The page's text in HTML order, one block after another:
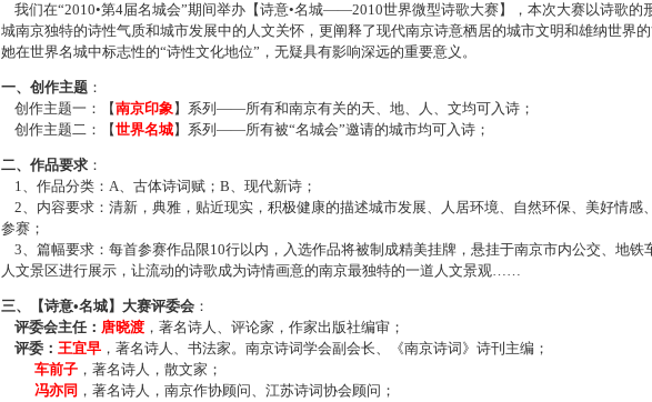
我们在“2010•第4届名城会”期间举办【诗意•名城——2010世界微型诗歌大赛】，本次大赛以诗歌的
城南京独特的诗性气质和城市发展中的人文关怀，更阐释了现代南京诗意栖居的城市文明和雄纳世界
她在世界名城中标志性的“诗性文化地位”，无疑具有影响深远的重要意义。
一、创作主题 ：
创作主题一：【南京印象】系列——所有和南京有关的天、地、人、文均可入诗；
创作主题二：【世界名城】系列——所有被“名城会”邀请的城市均可入诗；
二、作品要求 ：
1、作品分类：A、古体诗词赋；B、现代新诗；
2、内容要求：清新，典雅，贴近现实，积极健康的描述城市发展、人居环境、自然环保、美好情感
参赛；
3、篇幅要求：每首参赛作品限10行以内，入选作品将被制成精美挂牌，悬挂于南京市内公交、地铁
人文景区进行展示，让流动的诗歌成为诗情画意的南京最独特的一道人文景观……
三、【诗意•名城】大赛评委会 ：
评委会主任： 唐晓渡 ，著名诗人、评论家，作家出版社编审；
评委： 王宜早 ，著名诗人、书法家。南京诗词学会副会长、《南京诗词》诗刊主编；
车前子 ，著名诗人，散文家；
冯亦同 ，著名诗人，南京作协顾问、江苏诗词协会顾问；